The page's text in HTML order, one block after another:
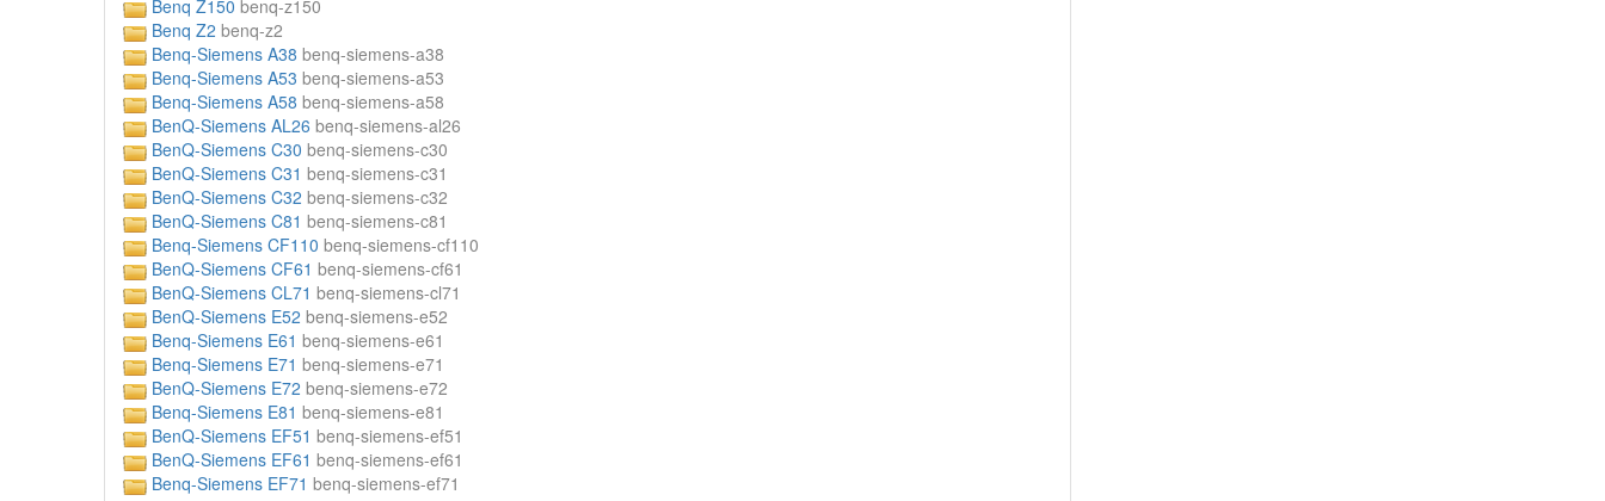
Benq Z150 benq-z150
Benq Z2 benq-z2
Benq-Siemens A38 benq-siemens-a38
Benq-Siemens A53 benq-siemens-a53
Benq-Siemens A58 benq-siemens-a58
BenQ-Siemens AL26 benq-siemens-al26
BenQ-Siemens C30 benq-siemens-c30
BenQ-Siemens C31 benq-siemens-c31
BenQ-Siemens C32 benq-siemens-c32
BenQ-Siemens C81 benq-siemens-c81
Benq-Siemens CF110 benq-siemens-cf110
BenQ-Siemens CF61 benq-siemens-cf61
BenQ-Siemens CL71 benq-siemens-cl71
BenQ-Siemens E52 benq-siemens-e52
Benq-Siemens E61 benq-siemens-e61
Benq-Siemens E71 benq-siemens-e71
BenQ-Siemens E72 benq-siemens-e72
Benq-Siemens E81 benq-siemens-e81
BenQ-Siemens EF51 benq-siemens-ef51
BenQ-Siemens EF61 benq-siemens-ef61
Benq-Siemens EF71 benq-siemens-ef71